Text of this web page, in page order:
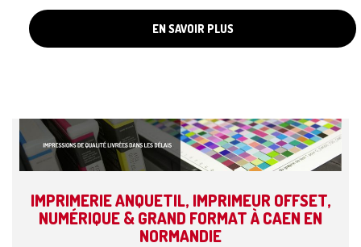
EN SAVOIR PLUS
IMPRIMERIE ANQUETIL, IMPRIMEUR OFFSET,
NUMÉRIQUE & GRAND FORMAT À CAEN EN
NORMANDIE